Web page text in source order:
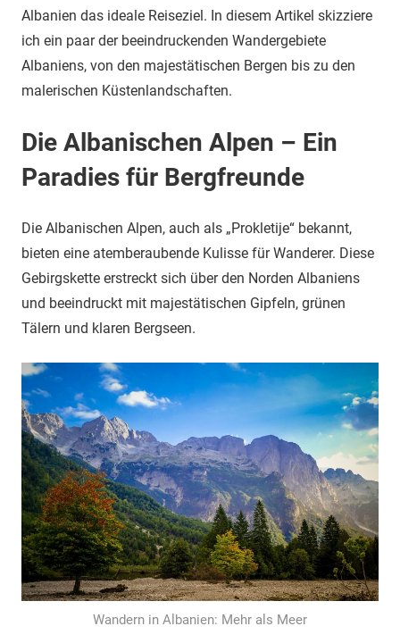
Albanien das ideale Reiseziel. In diesem Artikel skizziere
ich ein paar der beeindruckenden Wandergebiete
Albaniens, von den majestätischen Bergen bis zu den
malerischen Küstenlandschaften.
Die Albanischen Alpen – Ein
Paradies für Bergfreunde
Die Albanischen Alpen, auch als „Prokletije“ bekannt,
bieten eine atemberaubende Kulisse für Wanderer. Diese
Gebirgskette erstreckt sich über den Norden Albaniens
und beeindruckt mit majestätischen Gipfeln, grünen
Tälern und klaren Bergseen.
Wandern in Albanien: Mehr als Meer